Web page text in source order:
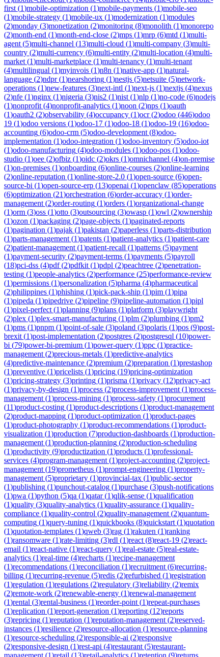
first (1)mobile-optimization (1)mobile-payments (1)mobile-seo
(1)mobile-strategy (1)mobile-ux (1)modernization (1)modules
(2)monday (3)monetization (2)monitoring (8)monolith (1)monorepo
(2)month-end (1)month-end-close (2)mps (1)mrp (6)mtd (1)multi-
agent (5)multi-channel (13)multi-cloud (1)multi-company (3)multi-
country (2)multi-currency (6)multi-entity (2)multi-location (4)multi-
market (1)multi-marketplace (1)multi-tenancy (1)multi-tenant
(4)multilingual (1)myinvois (1)n8n (1)native-app (1)natural-
language (2)ndpr(1)nearshoring (1)nestjs (5)netsuite (5)network-
operations (1)new-features (3)next-intl (1)next-js (1)nextjs (4)nexus
(2)nfe (1)nginx (1)nigeria (3)nis2 (1)nist (1)nlp (1)no-code (6)nodejs
(1)nonprofit (4)nonprofit-analytics (1)noon (2)nps (1)oauth
(1)oauth2 (2)observability (4)occupancy (1)ocr(2)odoo (446)odoo
19 (1)odoo versions (1)odoo-17 (1)odoo-18 (1)odoo-19 (16)odoo-
accounting (6)odoo-crm (5)odoo-development (8)odoo-
implementation (1)odoo-integration (1)odoo-inventory (5)odoo-iot
(1)odoo-manufacturing (4)odoo-modules (1)odoo-pos (1)odoo-
studio (1)oee (2)ofbiz (1)oidc (2)okrs (1)omnichannel (4)on-premise
(1)on-premises (1)onboarding (6)online-courses (2)online-learning
(2)online-reputation (1)online-store-2.0 (1)open-source (6)open-
source-bi (1)open-source-erp (13)openai (1)openclaw (85)operations
(6)optimization (21)orchestration (6)order-accuracy (1)order-
management (2)order-routing (1)orders (1)organizational-change
(1)orm (3)oss (1)otto (3)outsourcing (3)owasp (1)owl (2)ownership
(1)ozon (1)packaging (2)page-objects (1)paginated-reports
(1)pagination (1)pajak (1)pakistan (2)paperless (1)parts-distribution
(1)parts-management (1)patents (1)patient-analytics (1)patient-care
(2)patient-management (1)patient-recall (1)patterns (5)payment
(1)payment-security (2)payment-terms (1)payments (5)payroll
(18)pci-dss (4)pdf(2)pdfkit (1)pdpl (2)peachtree (2)penetration-
testing (1)people-analytics (2)performance (25)performance-review
(1)permissions (1)personalization (5)pharma (4)pharmaceutical
(2)philippines (1)phishing (1)pick-pack-ship (1)pim (1)pipa
(1)pipeda (1)pipedrive (2)pipeline (9)pipeline-automation (1)pipl
(1)pixel-perfect (1)planning (9)plans (1)platform (3)playwright
(2)plex (1)plex-smart-manufacturing (1)plm (2)plumbing (1)pm2
(1)pms (1)pnpm (1)point-of-sale (3)poland (3)polaris (1)pos (9)post-
brexit (1)post-implementation (2)postgres (2)postgresql (10)power-
bi (79)power-bi-premium (1)power-query (1)ppc (1)practice-
management (2)precious-metals (1)predictive-analytics
(4)predictive-maintenance (2)premium (2)preparation (1)prestashop
(1)preventive (1)pricelists (1)pricing (19)pricing-optimization
(1)pricing-strategy (3)printing (1)prisma (1)privacy (12)privacy-act
(1)privacy-by-design (1)process (2)process-improvement (1)process-
management (1)process-mining (1)process-safety (1)procurement
(11)product-costing (1)product-descriptions (1)product-management
(2)product-mapping (1)product-optimization (1)product-pages
(1)product-photography (1)product-recommendations (1)product-
visualization (1)production (7)production-dashboards (1)production-
management (1)production-planning (2)production-scheduling
(1)productivity (9)productization (1)products (1)professional-
services (4)program-management (1)project-accounting (2)project-
management (19)prometheus (1)prompt-engineering (1)property-
management (5)proprietary (1)provincial-tax (1)public-sector
(1)publishing (1)punchout-catalog (1)purchase (3)push-notifications
(1)pwa (1)python (5)qa (1)qatar(1)qlik-sense (1)qualification
(1)quality (3)quality-analytics (1)quality-assurance (1)quality-
compliance (1)quality-control (2)quality-management (2)quantum-
computing (1)query-tuning (1)quickbooks (8)quickstart (1)quotation
(1)quotation-templates (1)qweb (3)rag (1)rakuten (1)ranking
(1)ransomware (1)rate-limiting (3)rdl (1)react (8)react-19 (2)react-
email (1)react-native (1)react-query (1)real-estate (5)real-estate-
analytics (1)real-time (4)recharts (1)recipe-management
(1)recommendations (1)reconciliation (1)recruitment (6)recurring-
billing (1)recurring-revenue (5)redis (2)refurbished (1)registration
(1)regulation (1)regulations (2)regulatory (3)reliability (2)remix
(2)remote-work (2)renewable-energy (1)renewal-management
(1)rental (3)rental-business (1)reorder-point (1)repeat-purchases
(1)replication (1)report-generation (1)reporting (12)reports
(3)repricing (1)reputation (1)reputation-management (2)reserved-
instances (1)resilience (2)resource-allocation (1)resource-planning
(1)resource-scheduling (2)responsible-ai (2)responsive
(2)responsive-design (1)rest-api (4)restaurant (5)restaurant-
management (1)retail (13)retail-analytics (1)retention (9)returns